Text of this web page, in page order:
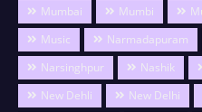
Mumbai
Mumbi
Music
Narmadapuram
Narsinghpur
Nashik
New Dehli
New Delhi